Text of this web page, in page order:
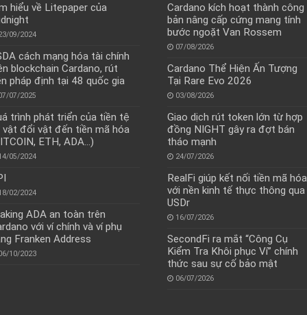
hiểu về Litepaper của
09/2024
cách mạng hóa tài chính
blockchain Cardano, rút
pháp định tại 48 quốc gia
07/2025
trình phát triển của tiền tệ
đổi vật đến tiền mã hóa
ETH, ADA…)
05/2024
02/2024
ADA an toàn trên
với ví chính và ví phụ
Franken Address
10/2023
Cardano kích hoạt thành công
bản nâng cấp cứng mang tính
bước ngoặt Van Rossem
07/08/2026
Cardano Thể Hiện Ấn Tượng
Tại Rare Evo 2026
03/08/2026
Giao dịch rút token lớn từ hợp
đồng NIGHT gây ra đợt bán
tháo mạnh
24/07/2026
RealFi giúp kết nối tiền mã hóa
với nền kinh tế thực thông qua
USDr
16/07/2026
SecondFi ra mắt “Công Cụ
Kiểm Tra Khôi phục Ví” chính
thức sau sự cố bảo mật
06/07/2026